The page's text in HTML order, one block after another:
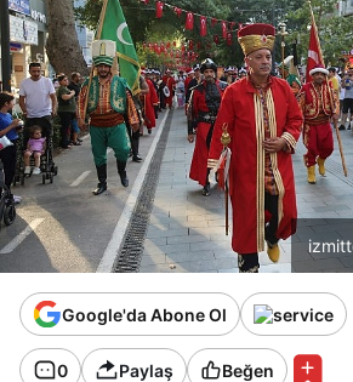
Google'da Abone Ol
0 Paylaş Beğen